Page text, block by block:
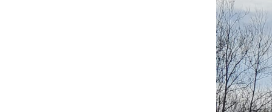
рекламы
денежных
на свои